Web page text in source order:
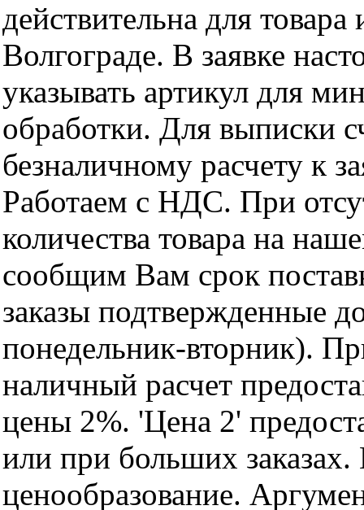
действительна для
Волгограде. В заявке
указывать артикул для
обработки. Для выписки
безналичному расчету к
Работаем с НДС. При
количества товара на
сообщим Вам срок
заказы подтвержденные
понедельник-вторник).
наличный расчет
цены 2%. 'Цена 2'
или при больших
ценообразование.